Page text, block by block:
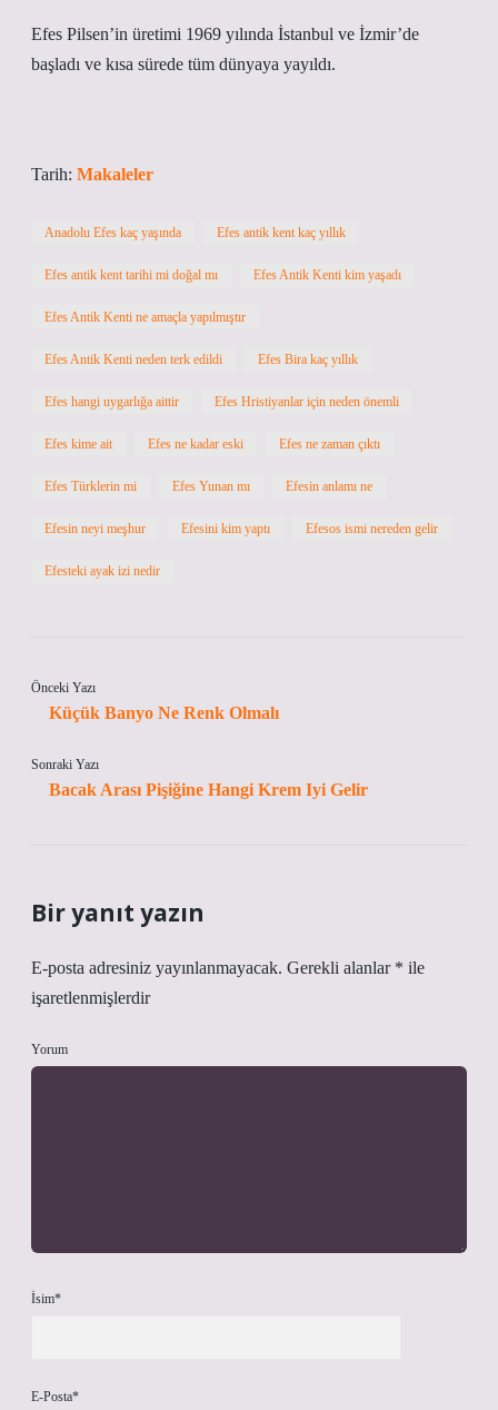
Efes Pilsen’in üretimi 1969 yılında İstanbul ve İzmir’de
başladı ve kısa sürede tüm dünyaya yayıldı.
Tarih: Makaleler
Anadolu Efes kaç yaşında Efes antik kent kaç yıllık
Efes antik kent tarihi mi doğal mı Efes Antik Kenti kim yaşadı
Efes Antik Kenti ne amaçla yapılmıştır
Efes Antik Kenti neden terk edildi Efes Bira kaç yıllık
Efes hangi uygarlığa aittir Efes Hristiyanlar için neden önemli
Efes kime ait Efes ne kadar eski Efes ne zaman çıktı
Efes Türklerin mi Efes Yunan mı Efesin anlamı ne
Efesin neyi meşhur Efesini kim yaptı Efesos ismi nereden gelir
Efesteki ayak izi nedir
Önceki Yazı
Küçük Banyo Ne Renk Olmalı
Sonraki Yazı
Bacak Arası Pişiğine Hangi Krem Iyi Gelir
Bir yanıt yazın
E-posta adresiniz yayınlanmayacak. Gerekli alanlar * ile
işaretlenmişlerdir
Yorum
İsim*
E-Posta*